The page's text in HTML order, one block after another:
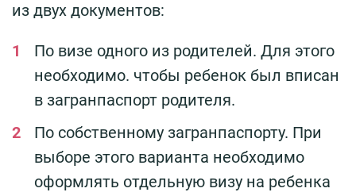
из двух документов:
По визе одного из родителей. Для этого
необходимо. чтобы ребенок был вписан
в загранпаспорт родителя.
По собственному загранпаспорту. При
выборе этого варианта необходимо
оформлять отдельную визу на ребенка